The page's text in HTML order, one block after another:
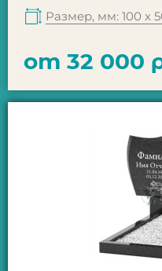
Размер, мм: 100 х
от 32 000